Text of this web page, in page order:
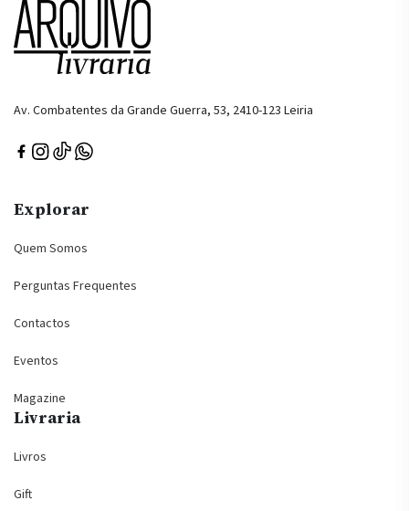
Av. Combatentes da Grande Guerra, 53, 2410-123 Leiria
Explorar
Quem Somos
Perguntas Frequentes
Contactos
Eventos
Magazine
Livraria
Livros
Gift